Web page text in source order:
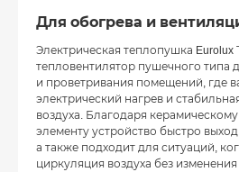
Для обогрева и
Электрическая теплопушка Eurolux
тепловентилятор пушечного типа
и проветривания помещений, где
электрический нагрев и
воздуха. Благодаря
элементу устройство быстро
а также подходит для ситуаций,
циркуляция воздуха без